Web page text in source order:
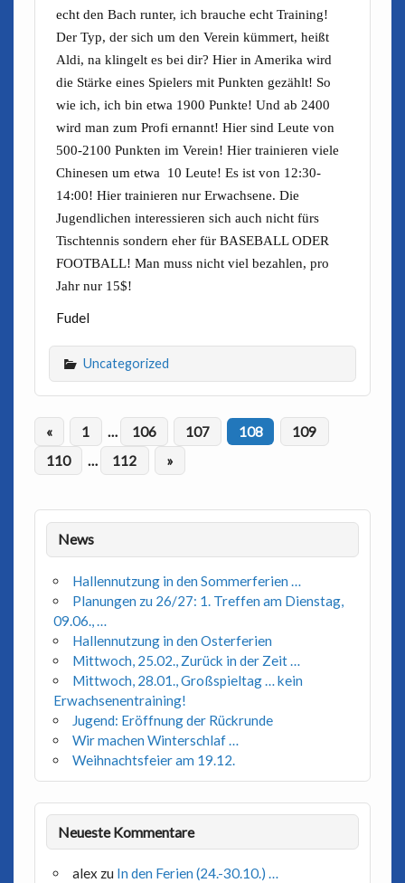
echt den Bach runter, ich brauche echt Training!
Der Typ, der sich um den Verein kümmert, heißt
Aldi, na klingelt es bei dir? Hier in Amerika wird
die Stärke eines Spielers mit Punkten gezählt! So
wie ich, ich bin etwa 1900 Punkte! Und ab 2400
wird man zum Profi ernannt! Hier sind Leute von
500-2100 Punkten im Verein! Hier trainieren viele
Chinesen um etwa 10 Leute! Es ist von 12:30-
14:00! Hier trainieren nur Erwachsene. Die
Jugendlichen interessieren sich auch nicht fürs
Tischtennis sondern eher für BASEBALL ODER
FOOTBALL! Man muss nicht viel bezahlen, pro
Jahr nur 15$!
Fudel
Uncategorized
« 1 … 106 107 108
109
110
… 112 »
News
Hallennutzung in den Sommerferien …
Planungen zu 26/27: 1. Treffen am Dienstag,
09.06., …
Hallennutzung in den Osterferien
Mittwoch, 25.02., Zurück in der Zeit …
Mittwoch, 28.01., Großspieltag … kein
Erwachsenentraining!
Jugend: Eröffnung der Rückrunde
Wir machen Winterschlaf …
Weihnachtsfeier am 19.12.
Neueste Kommentare
alex zu In den Ferien (24.-30.10.) …